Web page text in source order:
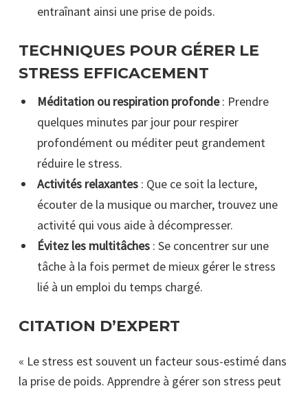
entraînant ainsi une prise de poids.
TECHNIQUES POUR GÉRER LE
STRESS EFFICACEMENT
Méditation ou respiration profonde: Prendre
quelques minutes par jour pour respirer
profondément ou méditer peut grandement
réduire le stress.
Activités relaxantes: Que ce soit la lecture,
écouter de la musique ou marcher, trouvez une
activité qui vous aide à décompresser.
Évitez les multitâches: Se concentrer sur une
tâche à la fois permet de mieux gérer le stress
lié à un emploi du temps chargé.
CITATION D’EXPERT
« Le stress est souvent un facteur sous-estimé dans
la prise de poids. Apprendre à gérer son stress peut